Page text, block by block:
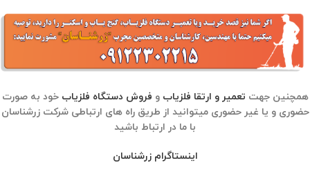
همچنین جهت تعمیر و ارتقا فلزیاب و فروش دستگاه فلزیاب خود به صورت
حضوری و یا غیر حضوری میتوانید از طریق راه های ارتباطی شرکت زرشناسان
با ما در ارتباط باشید
اینستاگرام زرشناسان